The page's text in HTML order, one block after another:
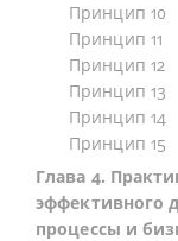
Принцип 10
Принцип 11
Принцип 12
Принцип 13
Принцип 14
Принцип 15
Глава 4.
эффективного
процессы и